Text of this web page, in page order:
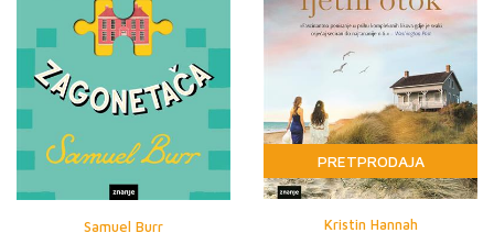
Samuel Burr
PRETPRODAJA
Kristin Hannah